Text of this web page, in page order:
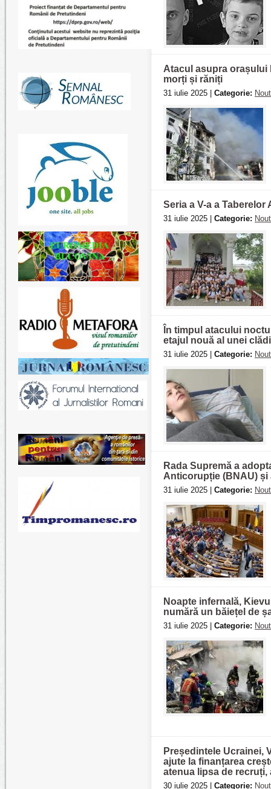
Atacul asupra orașului
morți și răniți
31 iulie 2025 | Categorie:
Seria a V-a a
31 iulie 2025 | Categorie:
În timpul atacului
etajul nouă al unei
31 iulie 2025 | Categorie:
Rada Supremă a
Anticorupție (BNAU)
31 iulie 2025 | Categorie:
Noapte infernală,
numără un băiețel de
31 iulie 2025 | Categorie:
Președintele Ucrainei,
ajute la finanțarea
atenua lipsa de recruți,
30 iulie 2025 | Categorie: